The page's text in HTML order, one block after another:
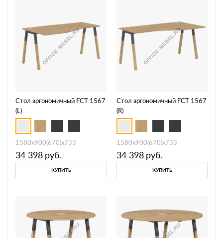
Стол эргономичный FCT 1567
(L)
1580х900(670)х733
34 398 руб.
КУПИТЬ
Стол эргономичный FCT 1567
(R)
1580х900(670)х733
34 398 руб.
КУПИТЬ